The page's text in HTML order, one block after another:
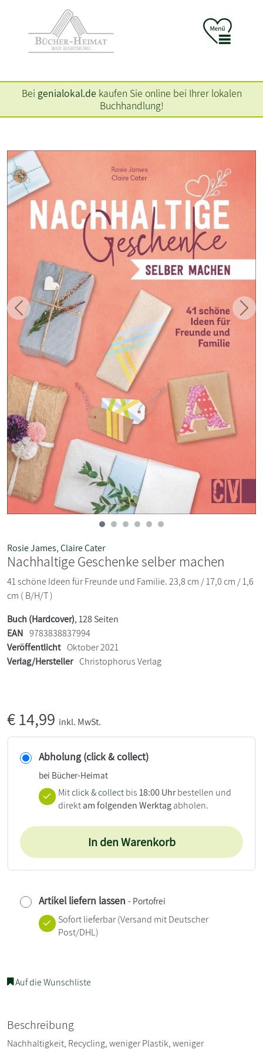
Bei genialokal.de kaufen Sie online bei Ihrer lokalen
Buchhandlung!
Zurück
Rosie James,Claire Cater
Nachhaltige Geschenke selber machen
41 schöne Ideen für Freunde und Familie. 23,8 cm / 17,0 cm / 1,6
cm ( B/H/T )
Buch (Hardcover), 128 Seiten
EAN 9783838837994
Veröffentlicht Oktober 2021
Verlag/Hersteller Christophorus Verlag
€14,99 inkl. MwSt.
Abholung (click & collect)
bei Bücher-Heimat
Mitclick & collect bis18:00 Uhrbestellen und
direktam folgenden Werktagabholen.
In den Warenkorb
Artikel liefern lassen - Portofrei
Sofort lieferbar(Versand mit Deutscher
Post/DHL)
Auf die Wunschliste
Beschreibung
Nachhaltigkeit, Recycling, weniger Plastik, weniger